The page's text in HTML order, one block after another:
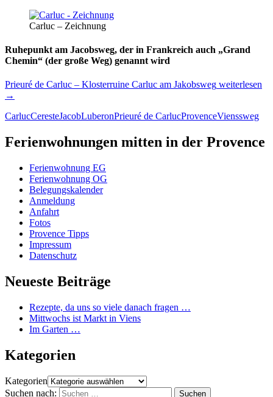
Carluc – Zeichnung
Ruhepunkt am Jacobsweg, der in Frankreich auch „Grand
Chemin“ (der große Weg) genannt wird
Prieuré de Carluc – Klosterruine Carluc am Jakobsweg weiterlesen
→
CarlucCeresteJacobLuberonPrieuré de CarlucProvenceVienssweg
Ferienwohnungen mitten in der Provence
Ferienwohnung EG
Ferienwohnung OG
Belegungskalender
Anmeldung
Anfahrt
Fotos
Provence Tipps
Impressum
Datenschutz
Neueste Beiträge
Rezepte, da uns so viele danach fragen …
Mittwochs ist Markt in Viens
Im Garten …
Kategorien
Kategorien
Suchen nach: